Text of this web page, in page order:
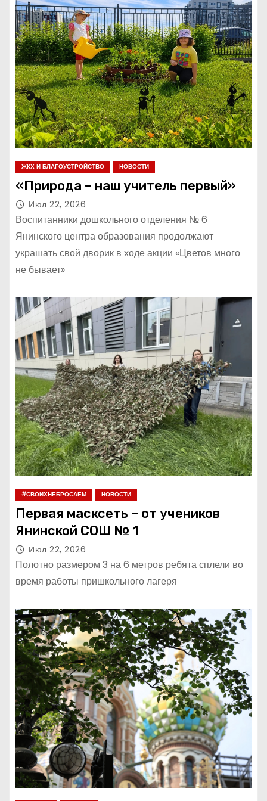
ЖКХ И БЛАГОУСТРОЙСТВО НОВОСТИ
«Природа – наш учитель первый»
Июл 22, 2026
Воспитанники дошкольного отделения № 6
Янинского центра образования продолжают
украшать свой дворик в ходе акции «Цветов много
не бывает»
#СВОИХНЕБРОСАЕМ НОВОСТИ
Первая масксеть – от учеников
Янинской СОШ № 1
Июл 22, 2026
Полотно размером 3 на 6 метров ребята сплели во
время работы пришкольного лагеря